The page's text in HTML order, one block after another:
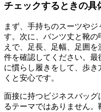
チェックするときの具
まず、手持ちのスーツや
す。次に、パンツ丈と靴の
えで、足長、足幅、足囲
件を確認してください。
に慣らし履きをして、歩
くと安心です。
面接に持つビジネスバッ
るテーマではありません